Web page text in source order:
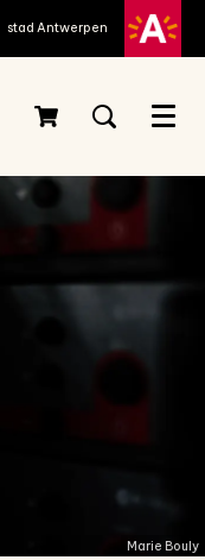
stad Antwerpen
Menu
Marie Bouly